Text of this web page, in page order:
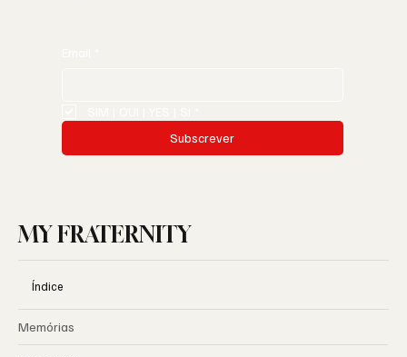
Subscrever
MY FRATERNITY
Índice
Memórias